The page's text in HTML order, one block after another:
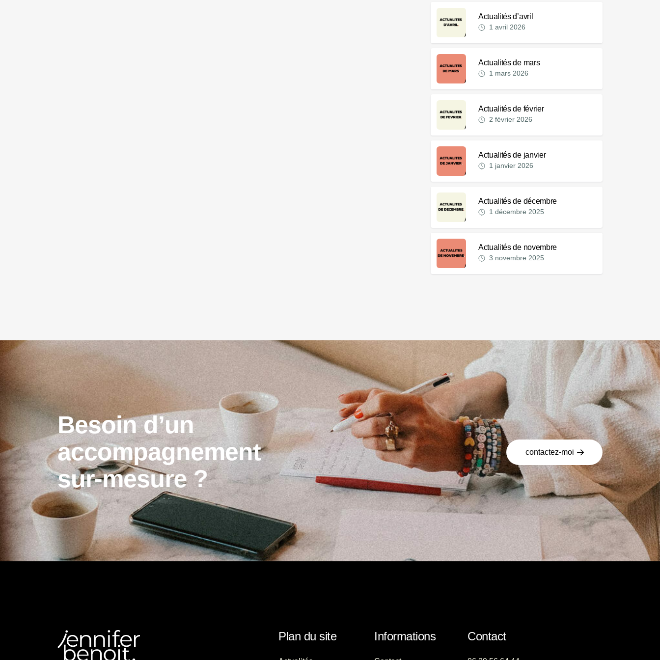
Actualités d’avril
1 avril 2026
Actualités de mars
1 mars 2026
Actualités de février
2 février 2026
Actualités de janvier
1 janvier 2026
Actualités de décembre
1 décembre 2025
Actualités de novembre
3 novembre 2025
Besoin d’un
accompagnement
sur-mesure ?
contactez-moi
Plan du site Informations Contact